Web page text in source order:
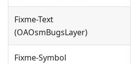
Fixme-Text
(OAOsmBugsLayer)
Fixme-Symbol